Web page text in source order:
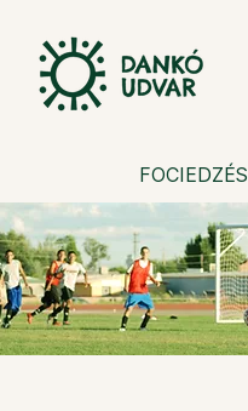
FOCIEDZÉS